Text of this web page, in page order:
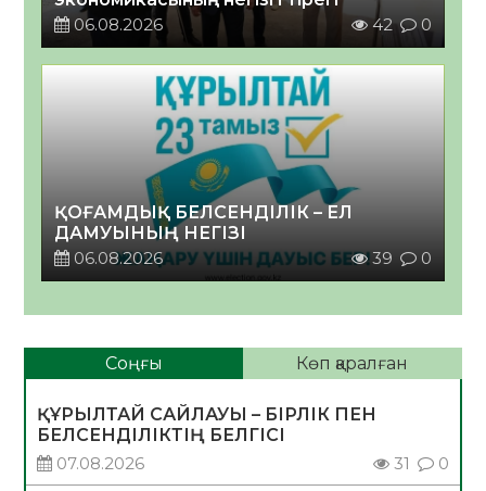
06.08.2026
42 0
ҚОҒАМДЫҚ БЕЛСЕНДІЛІК – ЕЛ
ДАМУЫНЫҢ НЕГІЗІ
06.08.2026
39 0
Соңғы Көп қаралған
ҚҰРЫЛТАЙ САЙЛАУЫ – БІРЛІК ПЕН
БЕЛСЕНДІЛІКТІҢ БЕЛГІСІ
07.08.2026
31 0